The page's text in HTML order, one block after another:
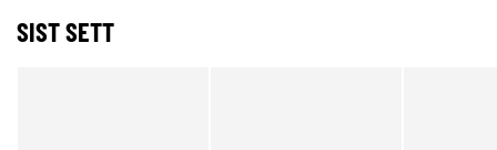
SIST SETT